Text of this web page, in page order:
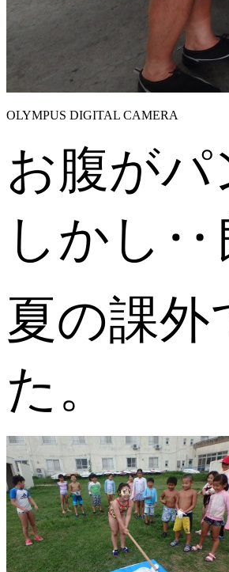
OLYMPUS DIGITAL CAMERA
お腹が
しかし‥
夏の課
た。